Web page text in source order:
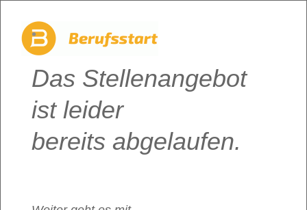
Das Stellenangebot
ist leider
bereits abgelaufen.